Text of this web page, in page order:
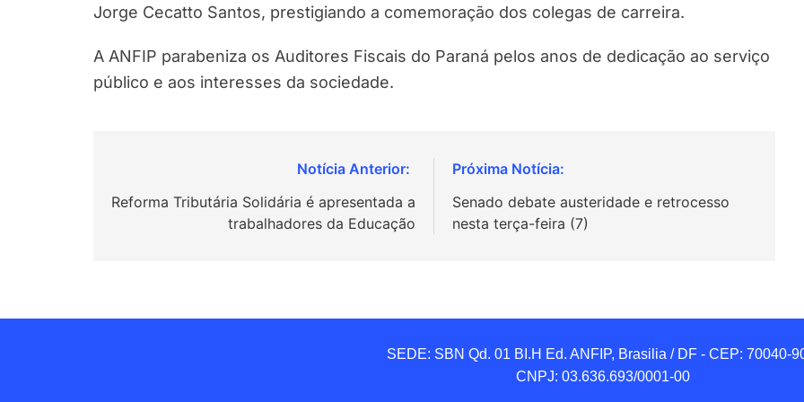
Jorge Cecatto Santos, prestigiando a comemoração dos colegas de carreira.
A ANFIP parabeniza os Auditores Fiscais do Paraná pelos anos de dedicação ao serviço
público e aos interesses da sociedade.
de
Reforma Tributária Solidária é apresentada a
trabalhadores da Educação
Senado debate austeridade e retrocesso
nesta terça-feira (7)
SEDE: SBN Qd. 01 BI.H Ed. ANFIP, Brasilia / DF - CEP: 70040-
CNPJ: 03.636.693/0001-00